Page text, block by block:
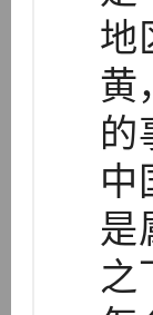
地
黄
的
中
是
之